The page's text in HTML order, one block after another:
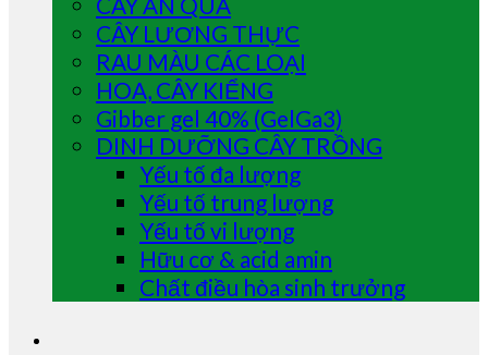
CÂY LƯƠNG THỰC
RAU MÀU CÁC LOẠI
HOA, CÂY KIỂNG
Gibber gel 40% (GelGa3)
DINH DƯỠNG CÂY TRỒNG
Yếu tố đa lượng
Yếu tố trung lượng
Yếu tố vi lượng
Hữu cơ & acid amin
Chất điều hòa sinh trưởng